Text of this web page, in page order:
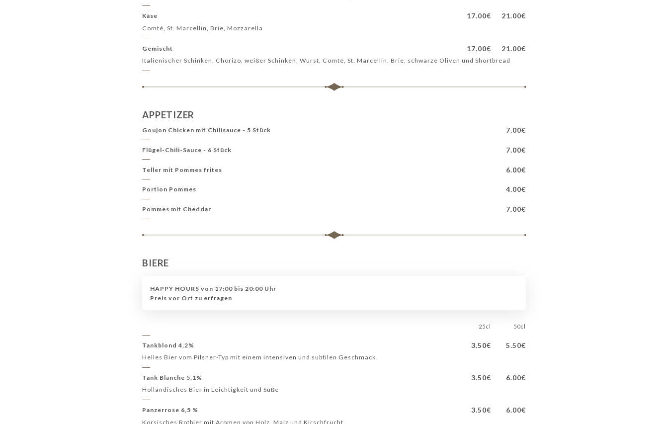
Käse 17.00€ 21.00€
Comté, St. Marcellin, Brie, Mozzarella
Gemischt 17.00€ 21.00€
Italienischer Schinken, Chorizo, weißer Schinken, Wurst, Comté, St. Marcellin, Brie, schwarze Oliven und Shortbread
APPETIZER
Goujon Chicken mit Chilisauce - 5 Stück 7.00€
Flügel-Chili-Sauce - 6 Stück 7.00€
Teller mit Pommes frites 6.00€
Portion Pommes 4.00€
Pommes mit Cheddar 7.00€
BIERE
HAPPY HOURS von 17:00 bis 20:00 Uhr
Preis vor Ort zu erfragen
25cl 50cl
Tankblond 4,2% 3.50€ 5.50€
Helles Bier vom Pilsner-Typ mit einem intensiven und subtilen Geschmack
Tank Blanche 5,1% 3.50€ 6.00€
Holländisches Bier in Leichtigkeit und Süße
Panzerrose 6,5 % 3.50€ 6.00€
Korsisches Rotbier mit Aromen von Holz, Malz und Kirschfrucht